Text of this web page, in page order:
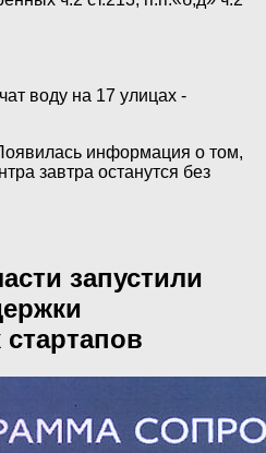
информация о том,
завтра останутся без
запустили